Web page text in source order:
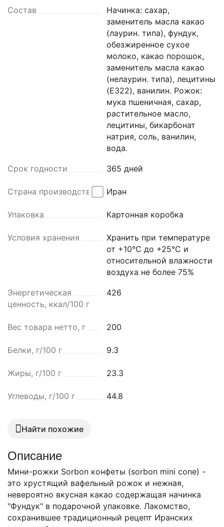
Состав
Начинка: cахар,
заменитель масла какао
(лаурин. типа), фундук,
обезжиренное сухое
молоко, какао порошок,
заменитель масла какао
(нелаурин. типа), лецитины
(E322), ванилин. Рожок:
мука пшеничная, сахар,
растительное масло,
лецитины, бикарбонат
натрия, соль, ванилин,
вода.
Срок годности 365 дней
Страна производства Иран
Упаковка Картонная коробка
Условия хранения
Хранить при температуре
от +10°С до +25°С и
относительной влажности
воздуха не более 75%
Энергетическая
ценность, ккал/100 г
426
Вес товара нетто, г 200
Белки, г/100 г 9.3
Жиры, г/100 г 23.3
Углеводы, г/100 г 44.8
Найти похожие
Описание
Мини-рожки Sorbon конфеты (sorbon mini cone) -
это хрустящий вафельный рожок и нежная,
невероятно вкусная какао содержащая начинка
"Фундук" в подарочной упаковке. Лакомство,
сохранившее традиционный рецепт Иранских